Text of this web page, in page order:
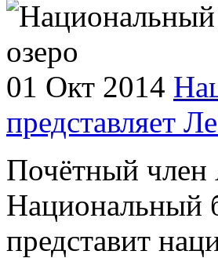
01 Окт 2014
представляет
Почётный член
Национальный
представит